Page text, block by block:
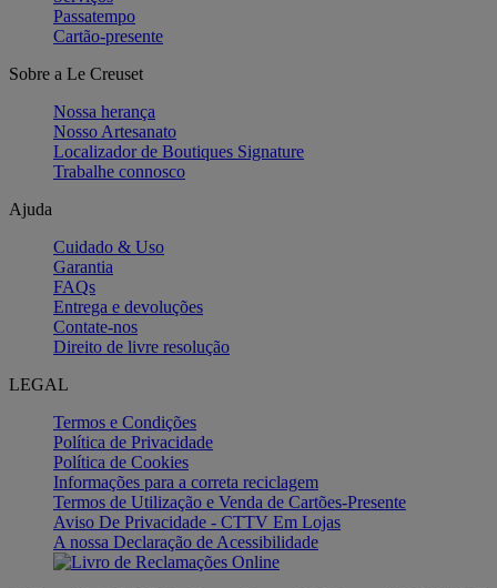
Passatempo
Cartão-presente
Sobre a Le Creuset
Nossa herança
Nosso Artesanato
Localizador de Boutiques Signature
Trabalhe connosco
Ajuda
Cuidado & Uso
Garantia
FAQs
Entrega e devoluções
Contate-nos
Direito de livre resolução
LEGAL
Termos e Condições
Política de Privacidade
Política de Cookies
Informações para a correta reciclagem
Termos de Utilização e Venda de Cartões-Presente
Aviso De Privacidade - CTTV Em Lojas
A nossa Declaração de Acessibilidade